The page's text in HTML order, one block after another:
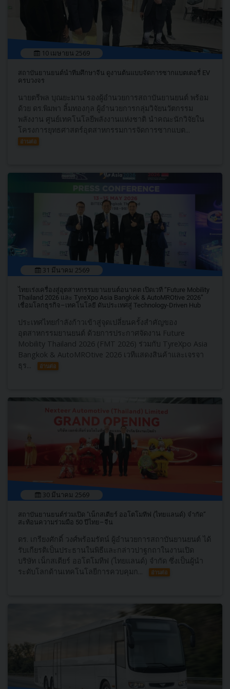
10 เมษายน 2569
สถาบันยานยนต์นำทีมศึกษาจีน ดูงานต้นแบบจัดการซากแบตเตอรี่ EV
ครบวงจร
นายตรีพล บุณยะมาน รองผู้อำนวยการสถาบันยานยนต์ พร้อม
ด้วย ดร.พิมพา ลิ้มทองกุล ผู้อำนวยการกลุ่มวิจัยนวัตกรรม
พลังงาน ศูนย์เทคโนโลยีพลังงานแห่งชาติ นำคณะนักวิจัยใน
โครงการยุทธศาสตร์อุตสาหกรรมการจัดการซากแบต...
อ่านต่อ
31 มีนาคม 2569
ไทยเร่งเครื่องสู่อุตสาหกรรมยานยนต์อนาคต เปิดเวที “Future Mobility
Thailand 2026 และ TyreXpo Asia Bangkok & AutoMROtive 2026”
เชื่อมโลกธุรกิจ–เทคโนโลยี ดันประเทศสู่ Technology-Driven Hub
ประเทศไทยกำลังก้าวเข้าสู่จุดเปลี่ยนครั้งสำคัญของ
อุตสาหกรรมยานยนต์ ด้วยการประกาศจัดงาน Future
Mobility Thailand 2026 (FMT 2026) ร่วมกับ TyreXpo Asia
Bangkok & AutoMROtive 2026 เวทีแสดงสินค้าและเจรจา
ธุร...
อ่านต่อ
30 มีนาคม 2569
สถาบันยานยนต์ร่วมเปิด "เน็กสเตียร์ ออโตโมทีฟ (ไทยแลนด์) จำกัด”
สะท้อนความร่วมมือ 50 ปีไทย–จีน
ดร. เกรียงศักดิ์ วงศ์พร้อมรัตน์ ผู้อำนวยการสถาบันยานยนต์ ได้
รับเกียรติเป็นประธานในพิธีและกล่าวปาฐกถาในงานเปิด
บริษัท เน็กสเตียร์ ออโตโมทีฟ (ไทยแลนด์) จำกัด ซึ่งเป็นผู้นำ
ระดับโลกด้านเทคโนโลยีการควบคุมก...
อ่านต่อ